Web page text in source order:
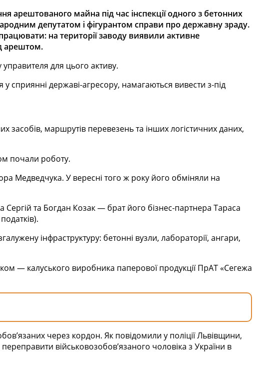
арештованого майна під час інспекції одного з бетонних
депутатом і фігурантом справи про державну зраду.
на території заводу виявили активне
арештом.
для цього активу.
сприянні державі-агресору, намагаються вивести з-під
засобів, маршрутів перевезень та інших логістичних даних,
почали роботу.
Медведчука. У вересні того ж року його обміняли на
та Богдан Козак — брат його бізнес-партнера Тараса
інфраструктуру: бетонні вузли, лабораторії, ангари,
— калуського виробника паперової продукції ПрАТ «Сегежа
через кордон. Як повідомили у поліції Львівщини,
військовозобов’язаного чоловіка з України в